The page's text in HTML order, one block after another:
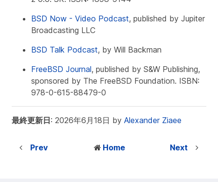
BSD Now - Video Podcast, published by Jupiter
Broadcasting LLC
BSD Talk Podcast, by Will Backman
FreeBSD Journal, published by S&W Publishing,
sponsored by The FreeBSD Foundation. ISBN:
978-0-615-88479-0
最終更新日: 2026年6月18日 by Alexander Ziaee
Prev Home Next